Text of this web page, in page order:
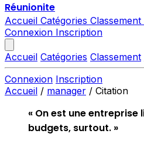
Réunionite
Accueil Catégories Classement
Connexion Inscription
Accueil Catégories Classement
Connexion Inscription
Accueil / manager / Citation
« On est une entreprise
budgets, surtout. »